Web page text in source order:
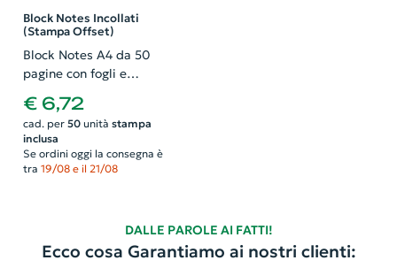
Block Notes Incollati
(Stampa Offset)
Block Notes A4 da 50
pagine con fogli e
€ 6,72
cad. per 50unità stampa
inclusa
Se ordini oggi la consegna è
tra 19/08 e il 21/08
DALLE PAROLE AI FATTI!
Ecco cosa Garantiamo ai nostri clienti: